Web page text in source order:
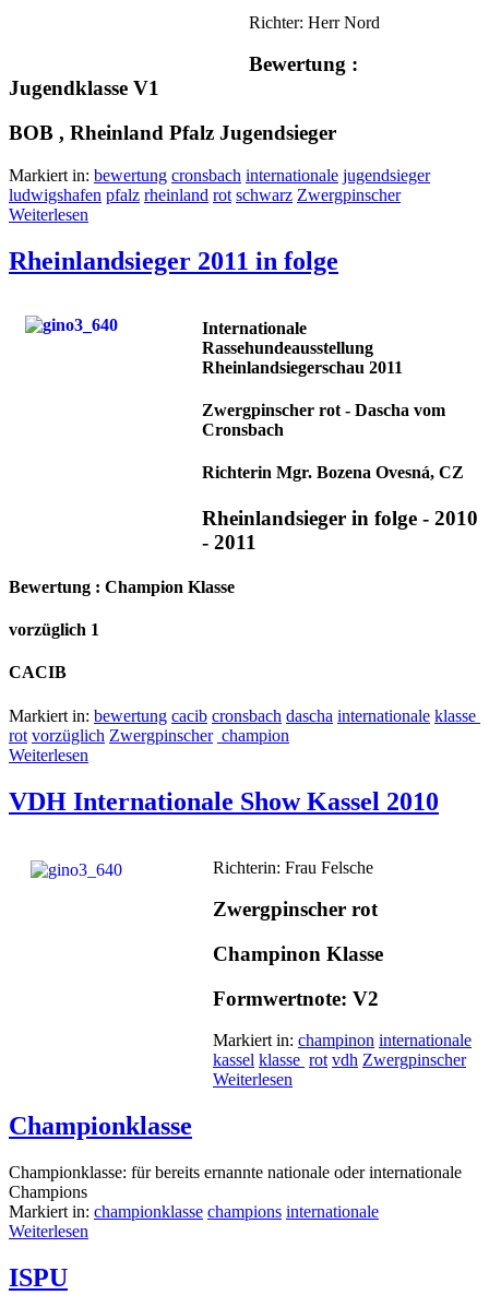
Richter: Herr Nord
Bewertung :
Jugendklasse V1
BOB , Rheinland Pfalz Jugendsieger
Markiert in: bewertung cronsbach internationale jugendsieger
ludwigshafen pfalz rheinland rot schwarz Zwergpinscher
Weiterlesen
Rheinlandsieger 2011 in folge
Internationale
Rassehundeausstellung
Rheinlandsiegerschau 2011
Zwergpinscher rot - Dascha vom
Cronsbach
Richterin Mgr. Bozena Ovesná, CZ
Rheinlandsieger in folge - 2010
- 2011
Bewertung : Champion Klasse
vorzüglich 1
CACIB
Markiert in: bewertung cacib cronsbach dascha internationale klasse
rot vorzüglich Zwergpinscher champion
Weiterlesen
VDH Internationale Show Kassel 2010
Richterin: Frau Felsche
Zwergpinscher rot
Champinon Klasse
Formwertnote: V2
Markiert in: champinon internationale
kassel klasse rot vdh Zwergpinscher
Weiterlesen
Championklasse
Championklasse: für bereits ernannte nationale oder internationale
Champions
Markiert in: championklasse champions internationale
Weiterlesen
ISPU